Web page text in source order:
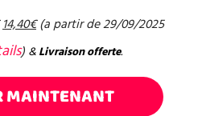
14,40€(a partir de 29/09/2025
) & Livraison offerte.
MAINTENANT